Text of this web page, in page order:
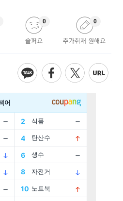
슬퍼요
0
추가취재 원해요
0